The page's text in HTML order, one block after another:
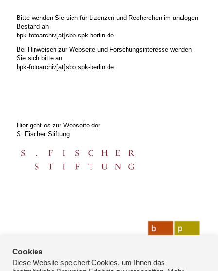
Bitte wenden Sie sich für Lizenzen und Recherchen im analogen
Bestand an
bpk-fotoarchiv[at]sbb.spk-berlin.de
Bei Hinweisen zur Webseite und Forschungsinteresse wenden
Sie sich bitte an
bpk-fotoarchiv[at]sbb.spk-berlin.de
Hier geht es zur Webseite der
S. Fischer Stiftung
Cookies
Diese Website speichert Cookies, um Ihnen das